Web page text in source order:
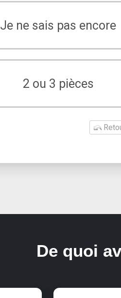
Je ne sais pas encore
2 ou 3 pièces
De quoi